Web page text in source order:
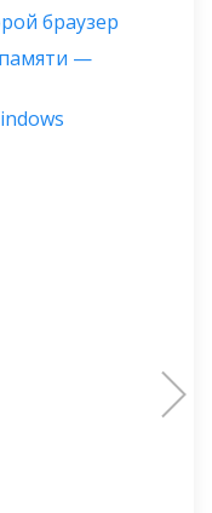
браузер
—